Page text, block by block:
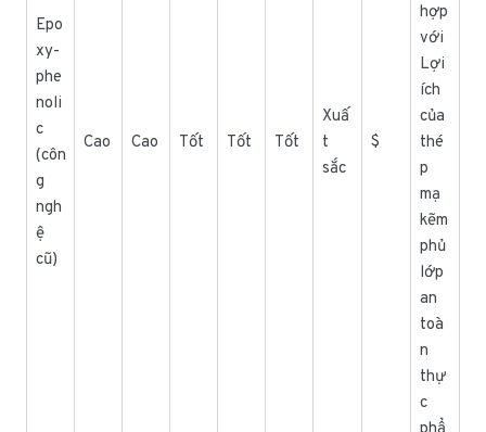
Epo
xy-
phe
noli
c
(côn
g
ngh
ệ
cũ)
Cao Cao Tốt Tốt Tốt
Xuấ
t
sắc
$
hợp
với
Lợi
ích
của
thé
p
mạ
kẽm
phủ
lớp
an
toà
n
thự
c